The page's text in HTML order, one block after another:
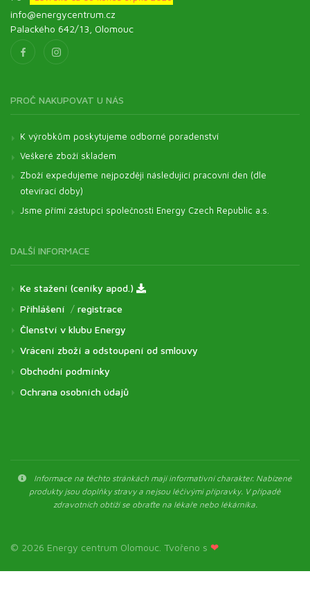
info@energycentrum.cz
Palackého 642/13, Olomouc
PROČ NAKUPOVAT U NÁS
K výrobkům poskytujeme odborné poradenství
Veškeré zboží skladem
Zboží expedujeme nejpozději následující pracovní den (dle
otevírací doby)
Jsme přímí zástupci společnosti Energy Czech Republic a.s.
DALŠÍ INFORMACE
Ke stažení (ceníky apod.)
Přihlášení / registrace
Členství v klubu Energy
Vrácení zboží a odstoupení od smlouvy
Obchodní podmínky
Ochrana osobních údajů
Informace na těchto stránkách mají informativní charakter. Nabízené
produkty jsou doplňky stravy a nejsou léčivými přípravky. V případě
zdravotních obtíží se obraťte na lékaře nebo lékárníka.
© 2026 Energy centrum Olomouc. Tvořeno s ❤